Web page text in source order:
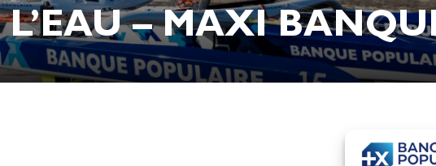
L’EAU – MAXI
Berthomieu, vice-championnes